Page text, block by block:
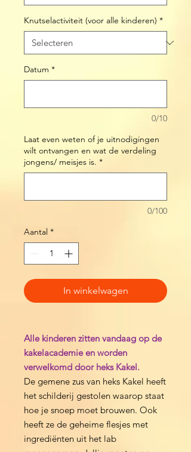
Knutselactiviteit (voor alle kinderen) *
Datum *
0/10
Laat even weten of je uitnodigingen
wilt ontvangen en wat de verdeling
jongens/ meisjes is. *
0/100
Aantal *
In winkelwagen
Alle kinderen zitten vandaag op de
kakelacademie en worden
verwelkomd door heks Kakel.
De gemene zus van heks Kakel heeft
het schilderij gestolen waarop staat
hoe je snoep moet brouwen. Ook
heeft ze de geheime flesjes met
ingrediënten uit het lab